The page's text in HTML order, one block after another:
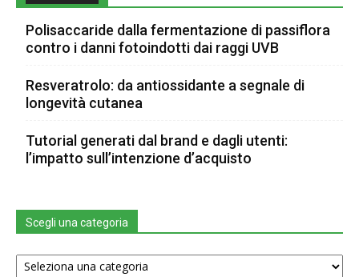
Polisaccaride dalla fermentazione di passiflora
contro i danni fotoindotti dai raggi UVB
Resveratrolo: da antiossidante a segnale di
longevità cutanea
Tutorial generati dal brand e dagli utenti:
l’impatto sull’intenzione d’acquisto
Scegli una categoria
Scegli
una